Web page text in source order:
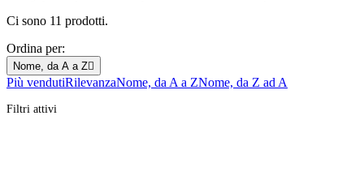
Ci sono 11 prodotti.
Ordina per:
Nome, da A a Z
Più vendutiRilevanzaNome, da A a ZNome, da Z ad A
Filtri attivi